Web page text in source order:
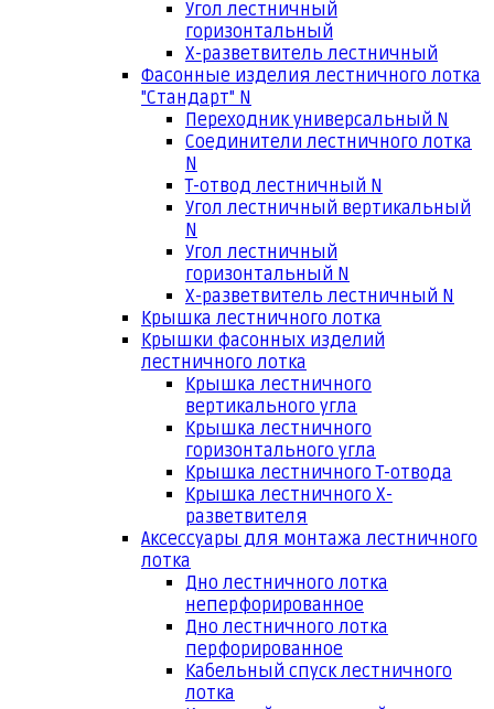
Угол лестничный
горизонтальный
Х-разветвитель лестничный
Фасонные изделия лестничного лотка
"Стандарт" N
Переходник универсальный N
Соединители лестничного лотка
N
Т-отвод лестничный N
Угол лестничный вертикальный
N
Угол лестничный
горизонтальный N
Х-разветвитель лестничный N
Крышка лестничного лотка
Крышки фасонных изделий
лестничного лотка
Крышка лестничного
вертикального угла
Крышка лестничного
горизонтального угла
Крышка лестничного Т-отвода
Крышка лестничного Х-
разветвителя
Аксессуары для монтажа лестничного
лотка
Дно лестничного лотка
неперфорированное
Дно лестничного лотка
перфорированное
Кабельный спуск лестничного
лотка